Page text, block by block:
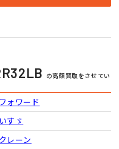
の高額買取をさせてい
フォワード
いすゞ
クレーン